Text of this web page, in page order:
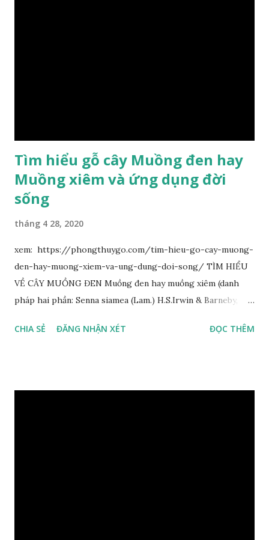
Tìm hiểu gỗ cây Muồng đen hay
Muồng xiêm và ứng dụng đời
sống
tháng 4 28, 2020
xem: https://phongthuygo.com/tim-hieu-go-cay-muong-
den-hay-muong-xiem-va-ung-dung-doi-song/ TÌM HIỂU
VỀ CÂY MUỒNG ĐEN Muồng đen hay muồng xiêm (danh
pháp hai phần: Senna siamea (Lam.) H.S.Irwin & Barneby,
(Fabaceae). Là cây nguyên sản ở vùng Đông Nam Á. Ở Việt
CHIA SẺ ĐĂNG NHẬN XÉT ĐỌC THÊM